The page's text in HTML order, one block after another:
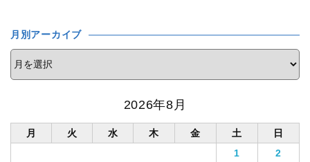
月別アーカイブ
2026年8月
月 火 水 木 金 土
日
1
2